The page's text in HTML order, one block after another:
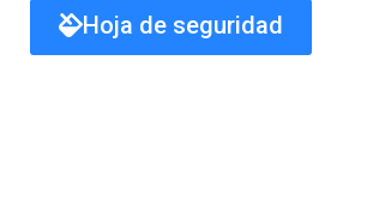
Hoja de seguridad